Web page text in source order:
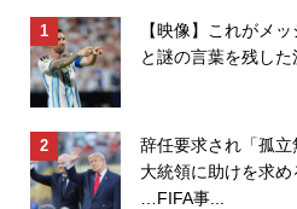
【映像】これがメ
と謎の言葉を残した
辞任要求され「孤
大統領に助けを求め
…FIFA事...